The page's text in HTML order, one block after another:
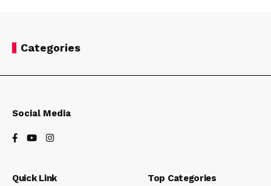
Categories
Social Media
Quick Link Top Categories